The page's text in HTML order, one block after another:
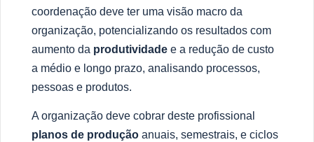
coordenação deve ter uma visão macro da
organização, potencializando os resultados com
aumento da produtividade e a redução de custo
a médio e longo prazo, analisando processos,
pessoas e produtos.
A organização deve cobrar deste profissional
planos de produção anuais, semestrais, e ciclos